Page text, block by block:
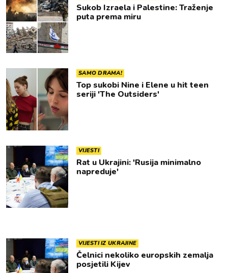
Sukob Izraela i Palestine: Traženje
puta prema miru
SAMO DRAMA!
Top sukobi Nine i Elene u hit teen
seriji 'The Outsiders'
VIJESTI
Rat u Ukrajini: 'Rusija minimalno
napreduje'
VIJESTI IZ UKRAJINE
Čelnici nekoliko europskih zemalja
posjetili Kijev